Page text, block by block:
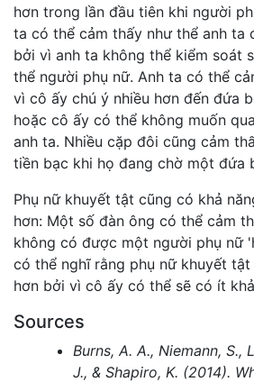
hơn trong lần đầu tiên khi người
ta có thể cảm thấy như thể anh ta
bởi vì anh ta không thể kiểm soát
thể người phụ nữ. Anh ta có thể
vì cô ấy chú ý nhiều hơn đến đứa
hoặc cô ấy có thể không muốn
anh ta. Nhiều cặp đôi cũng cảm
tiền bạc khi họ đang chờ một đứa
Phụ nữ khuyết tật cũng có khả
hơn: Một số đàn ông có thể cảm
không có được một người phụ nữ
có thể nghĩ rằng phụ nữ khuyết
hơn bởi vì cô ấy có thể sẽ có ít
Sources
Burns, A. A., Niemann, S.,
J., & Shapiro, K. (2014).